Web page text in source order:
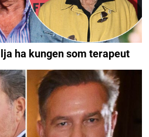
ha kungen som terapeut